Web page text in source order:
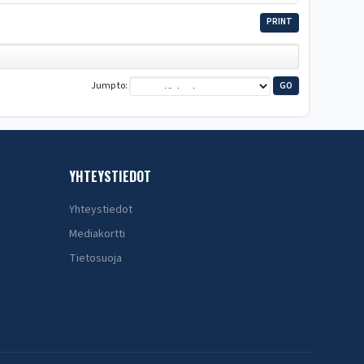
PRINT
Jump to
YHTEYSTIEDOT
Yhteystiedot
Mediakortti
Tietosuoja